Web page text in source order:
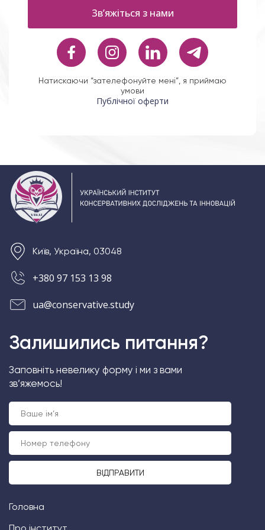
Зв’яжіться з нами
Натискаючи “зателефонуйте мені”, я приймаю
умови
Публічної оферти
Київ, Україна, 03048
+380 97 153 13 98
ua@conservative.study
Залишились питання?
Заповніть невелику форму і ми з вами
зв’яжемось!
Головна